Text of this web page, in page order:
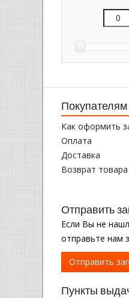
Покупателям
Как оформить
Оплата
Доставка
Возврат товара
Отправить
Если Вы не
отправьте нам
Отправить
Пункты